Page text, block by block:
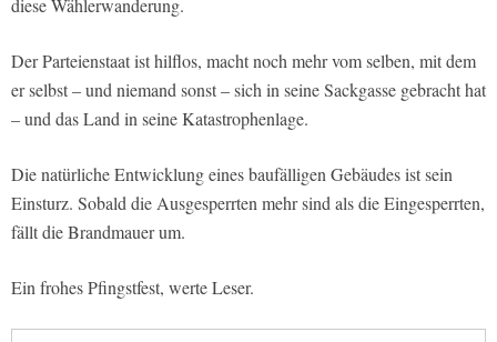
diese Wählerwanderung.
Der Parteienstaat ist hilflos, macht noch mehr vom selben, mit dem
er selbst – und niemand sonst – sich in seine Sackgasse gebracht hat
– und das Land in seine Katastrophenlage.
Die natürliche Entwicklung eines baufälligen Gebäudes ist sein
Einsturz. Sobald die Ausgesperrten mehr sind als die Eingesperrten,
fällt die Brandmauer um.
Ein frohes Pfingstfest, werte Leser.